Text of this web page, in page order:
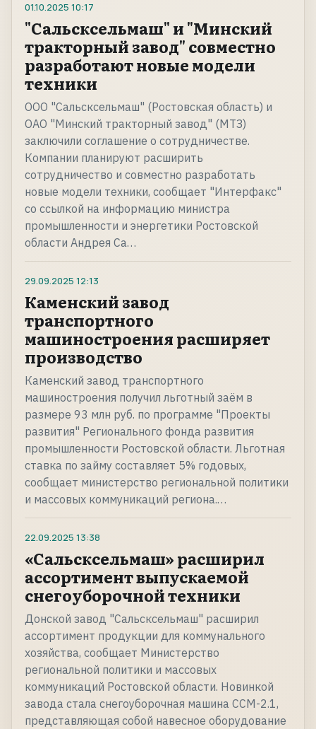
01.10.2025 10:17
"Сальсксельмаш" и "Минский
тракторный завод" совместно
разработают новые модели
техники
ООО "Сальсксельмаш" (Ростовская область) и
ОАО "Минский тракторный завод" (МТЗ)
заключили соглашение о сотрудничестве.
Компании планируют расширить
сотрудничество и совместно разработать
новые модели техники, сообщает "Интерфакс"
со ссылкой на информацию министра
промышленности и энергетики Ростовской
области Андрея Са…
29.09.2025 12:13
Каменский завод
транспортного
машиностроения расширяет
производство
Каменский завод транспортного
машиностроения получил льготный заём в
размере 93 млн руб. по программе "Проекты
развития" Регионального фонда развития
промышленности Ростовской области. Льготная
ставка по займу составляет 5% годовых,
сообщает министерство региональной политики
и массовых коммуникаций региона.…
22.09.2025 13:38
«Сальсксельмаш» расширил
ассортимент выпускаемой
снегоуборочной техники
Донской завод "Сальсксельмаш" расширил
ассортимент продукции для коммунального
хозяйства, сообщает Министерство
региональной политики и массовых
коммуникаций Ростовской области. Новинкой
завода стала снегоуборочная машина ССМ-2.1,
представляющая собой навесное оборудование